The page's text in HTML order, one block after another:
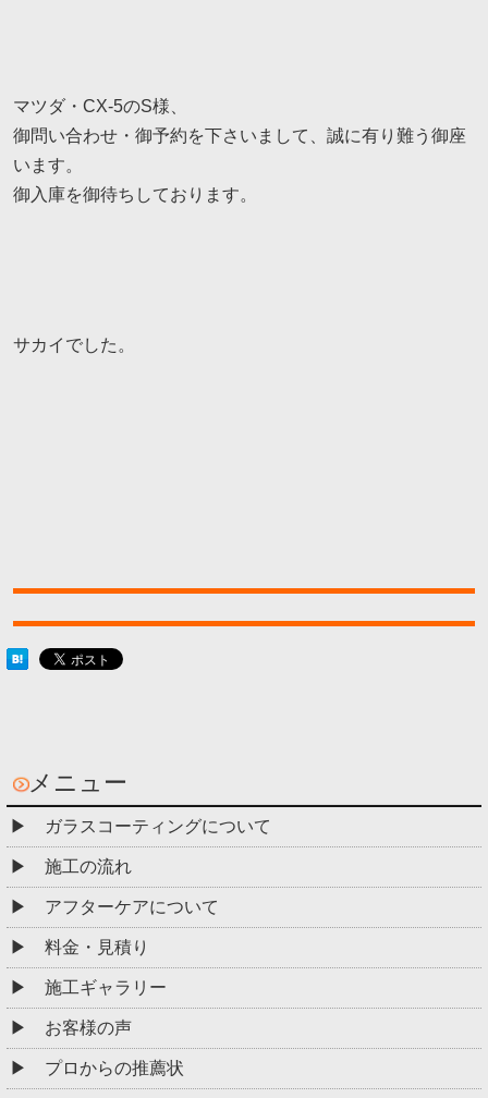
マツダ・CX-5のS様、
御問い合わせ・御予約を下さいまして、誠に有り難う御座
います。
御入庫を御待ちしております。
サカイでした。
メニュー
ガラスコーティングについて
施工の流れ
アフターケアについて
料金・見積り
施工ギャラリー
お客様の声
プロからの推薦状